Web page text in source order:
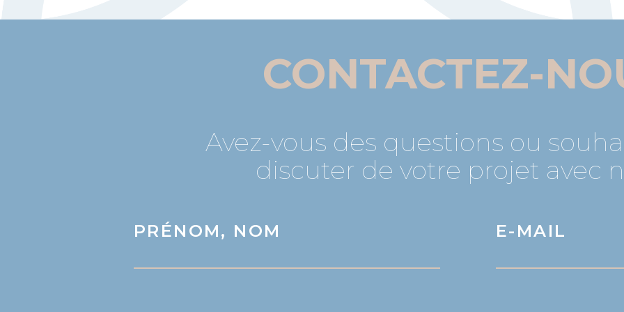
CONTACTEZ-
Avez-vous des questions ou
discuter de votre projet avec
PRÉNOM, NOM E-MAIL